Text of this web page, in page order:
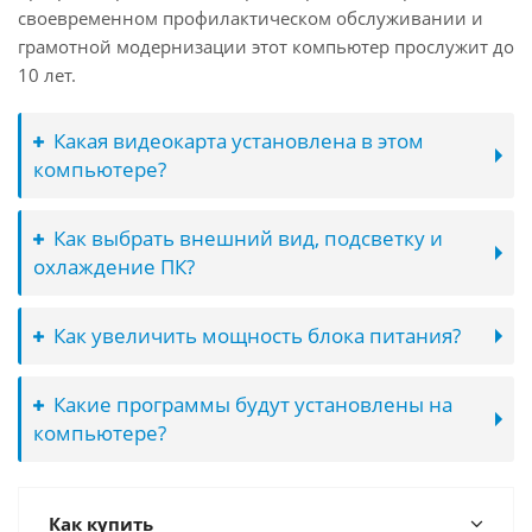
своевременном профилактическом обслуживании и
грамотной модернизации этот компьютер прослужит до
10 лет.
Какая видеокарта установлена в этом
компьютере?
Как выбрать внешний вид, подсветку и
охлаждение ПК?
Как увеличить мощность блока питания?
Какие программы будут установлены на
компьютере?
Как купить